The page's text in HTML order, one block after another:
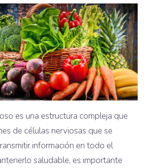
es una estructura compleja que
de células nerviosas que se
información en todo el
saludable, es importante